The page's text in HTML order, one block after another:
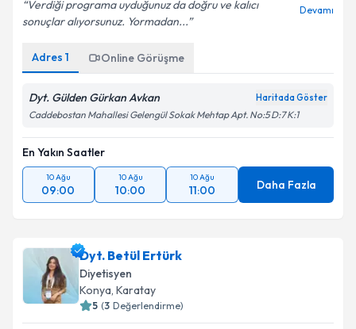
Verdiği programa uyduğunuz da doğru ve kalıcı
sonuçlar alıyorsunuz. Yormadan...
Devamı
Adres 1 Online Görüşme
Dyt. Gülden Gürkan Avkan Haritada Göster
Caddebostan Mahallesi Gelengül Sokak Mehtap Apt. No:5 D:7 K:1
En Yakın Saatler
10 Ağu
09:00
10 Ağu
10:00
10 Ağu
11:00 Daha Fazla
Dyt. Betül Ertürk
Diyetisyen
Konya, Karatay
5 (3 Değerlendirme)